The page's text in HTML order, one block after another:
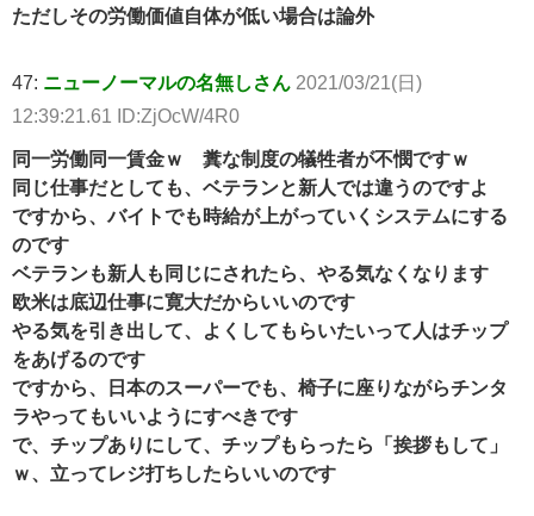
ただしその労働価値自体が低い場合は論外
47: ニューノーマルの名無しさん 2021/03/21(日)
12:39:21.61 ID:ZjOcW/4R0
同一労働同一賃金ｗ 糞な制度の犠牲者が不憫ですｗ
同じ仕事だとしても、ベテランと新人では違うのですよ
ですから、バイトでも時給が上がっていくシステムにする
のです
ベテランも新人も同じにされたら、やる気なくなります
欧米は底辺仕事に寛大だからいいのです
やる気を引き出して、よくしてもらいたいって人はチップ
をあげるのです
ですから、日本のスーパーでも、椅子に座りながらチンタ
ラやってもいいようにすべきです
で、チップありにして、チップもらったら「挨拶もして」
ｗ、立ってレジ打ちしたらいいのです